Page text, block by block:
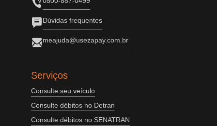
Dúvidas frequentes
meajuda@usezapay.com.br
Serviços
Consulte seu veículo
Consulte débitos no Detran
Consulte débitos no SENATRAN